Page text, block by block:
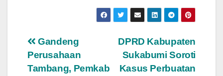
Navigasi
pos
DPRD Kabupaten
Sukabumi Soroti
Kasus Perbuatan
Gandeng
Perusahaan
Tambang, Pemkab